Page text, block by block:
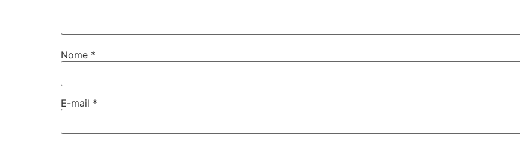
Nome *
E-mail *